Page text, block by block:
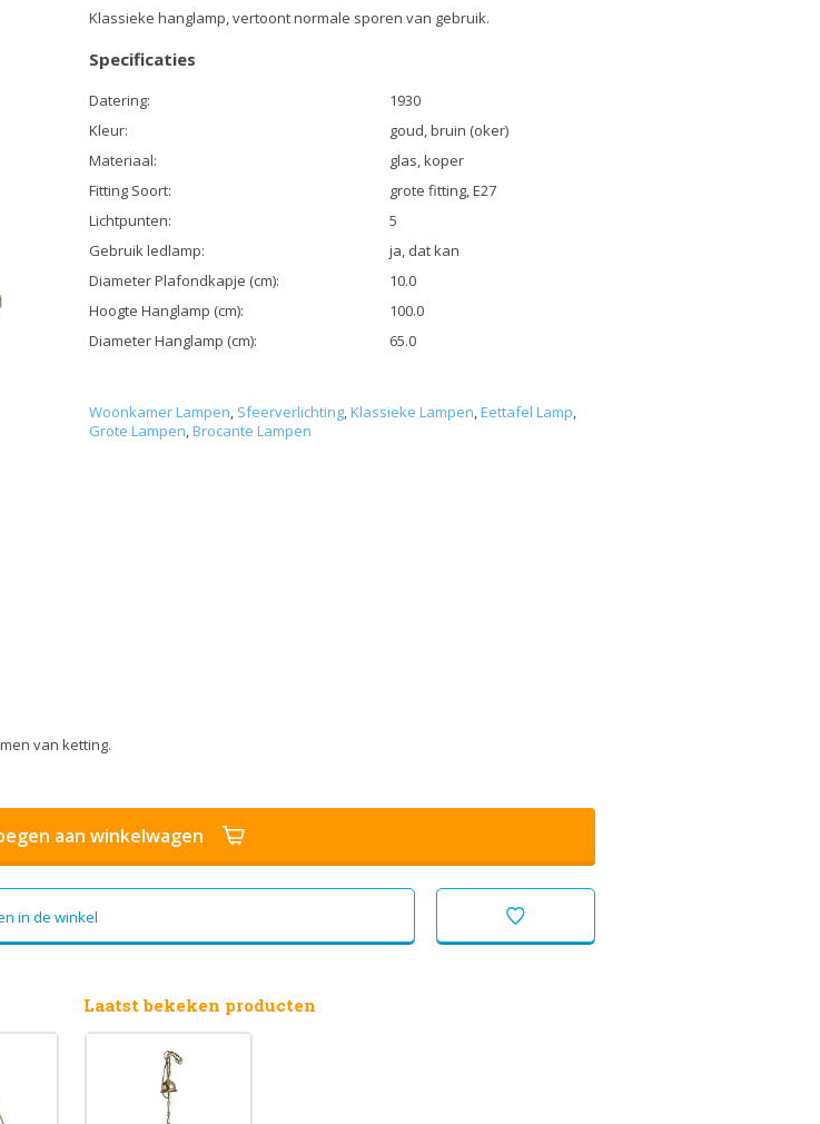
Klassieke hanglamp, vertoont normale sporen van gebruik.
Specificaties
Datering:
1930
Kleur:
goud, bruin (oker)
Materiaal:
glas, koper
Fitting Soort:
grote fitting, E27
Lichtpunten:
5
Gebruik ledlamp:
ja, dat kan
Diameter Plafondkapje (cm):
10.0
Hoogte Hanglamp (cm):
100.0
Diameter Hanglamp (cm):
65.0
Woonkamer Lampen, Sfeerverlichting,Klassieke Lampen,Eettafel Lamp,
Grote Lampen,Brocante Lampen
van ketting.
aan winkelwagen
in de winkel
Laatst bekeken producten